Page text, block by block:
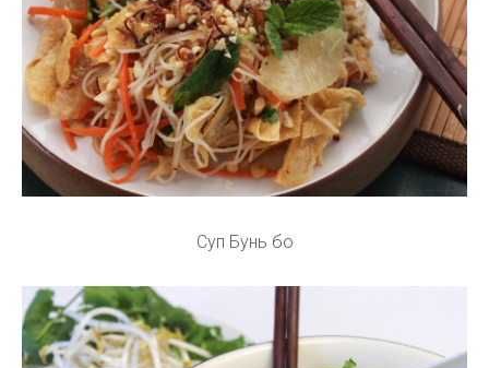
Суп Бунь бо